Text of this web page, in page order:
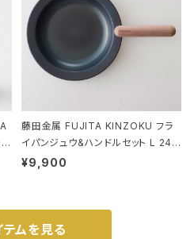
藤田金属 FUJITA KINZOKU フラ
イパンジュウ&ハンドルセット L 24c
m ガス火・IH対応 鉄フライパン ウォ
¥9,900
テムを見る